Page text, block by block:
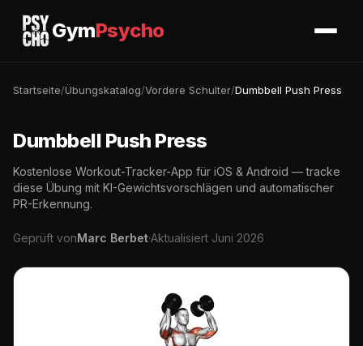
GymPsycho
Startseite/Übungskatalog/Vordere Schulter/Dumbbell Push Press
Dumbbell Push Press
Kostenlose Workout-Tracker-App für iOS & Android — tracke
diese Übung mit KI-Gewichtsvorschlägen und automatischer
PR-Erkennung.
Geprüft vonMarc Berbet·Aktualisiert Juni 2026